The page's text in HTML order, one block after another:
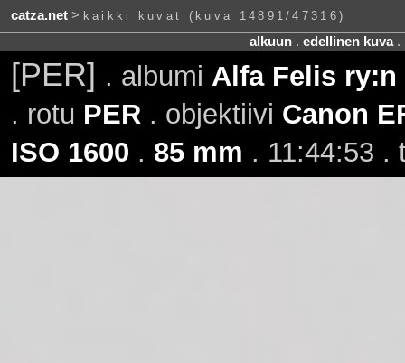
catza.net> kaikki kuvat (kuva 14891/47316)
alkuun. edellinen kuva.
[PER] . albumi Alfa Felis ry:n
. rotu PER . objektiivi Canon
ISO 1600 . 85 mm . 11:44:53 .